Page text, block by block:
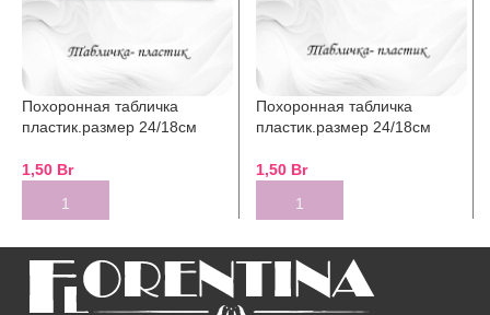
Похоронная табличка
пластик.размер 24/18см
1,50 Br
Похоронная табличка
пластик.размер 24/18см
1,50 Br